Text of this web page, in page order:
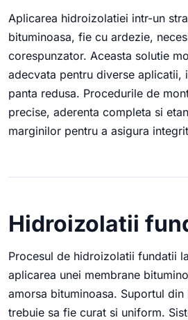
Aplicarea hidroizolatiei intr-un
bituminoasa, fie cu ardezie,
corespunzator. Aceasta solutie
adecvata pentru diverse aplicatii,
panta redusa. Procedurile de
precise, aderenta completa si
marginilor pentru a asigura
Hidroizolatii
Procesul de hidroizolatii fundatii
aplicarea unei membrane
amorsa bituminoasa. Suportul
trebuie sa fie curat si uniform.